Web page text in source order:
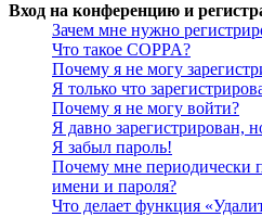
Вход на конференцию и
Зачем мне нужно
Что такое COPPA?
Почему я не могу
Я только что
Почему я не могу войти?
Я давно зарегистрирован,
Я забыл пароль!
Почему мне периодически
имени и пароля?
Что делает функция